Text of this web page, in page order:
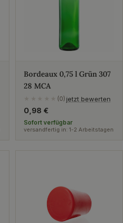
Bordeaux 0,75 l Grün 307
28 MCA
(0) jetzt bewerten
Regulärer
Preis
0,98 €
Sofort verfügbar
versandfertig in: 1-2 Arbeitstagen